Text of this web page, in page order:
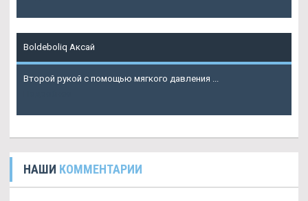
Boldeboliq Аксай
Второй рукой с помощью мягкого давления ...
НАШИ КОММЕНТАРИИ